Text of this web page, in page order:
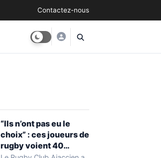
Contactez-nous
“Ils n’ont pas eu le
choix” : ces joueurs de
rugby voient 40